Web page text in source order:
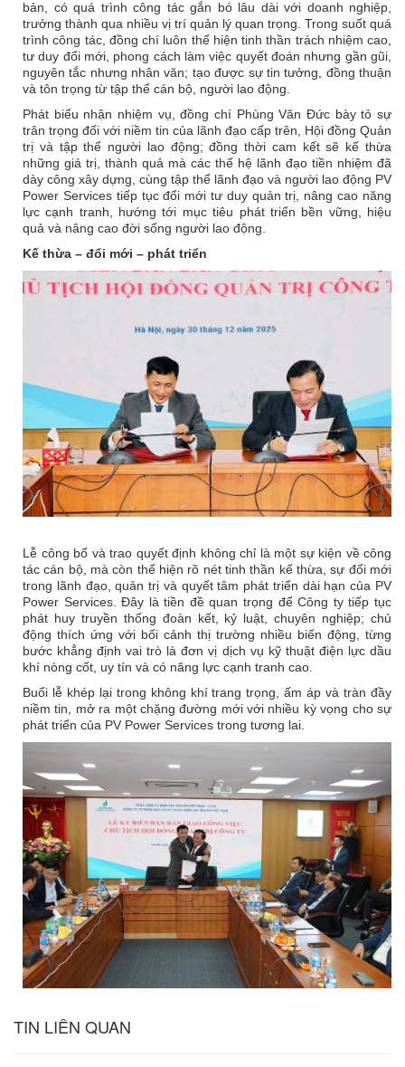
bản, có quá trình công tác gắn bó lâu dài với doanh nghiệp,
trưởng thành qua nhiều vị trí quản lý quan trọng. Trong suốt quá
trình công tác, đồng chí luôn thể hiện tinh thần trách nhiệm cao,
tư duy đổi mới, phong cách làm việc quyết đoán nhưng gần gũi,
nguyên tắc nhưng nhân văn; tạo được sự tin tưởng, đồng thuận
và tôn trọng từ tập thể cán bộ, người lao động.
Phát biểu nhận nhiệm vụ, đồng chí Phùng Văn Đức bày tỏ sự
trân trọng đối với niềm tin của lãnh đạo cấp trên, Hội đồng Quản
trị và tập thể người lao động; đồng thời cam kết sẽ kế thừa
những giá trị, thành quả mà các thế hệ lãnh đạo tiền nhiệm đã
dày công xây dựng, cùng tập thể lãnh đạo và người lao động PV
Power Services tiếp tục đổi mới tư duy quản trị, nâng cao năng
lực cạnh tranh, hướng tới mục tiêu phát triển bền vững, hiệu
quả và nâng cao đời sống người lao động.
Kế thừa – đổi mới – phát triển
Lễ công bố và trao quyết định không chỉ là một sự kiện về công
tác cán bộ, mà còn thể hiện rõ nét tinh thần kế thừa, sự đổi mới
trong lãnh đạo, quản trị và quyết tâm phát triển dài hạn của PV
Power Services. Đây là tiền đề quan trọng để Công ty tiếp tục
phát huy truyền thống đoàn kết, kỷ luật, chuyên nghiệp; chủ
động thích ứng với bối cảnh thị trường nhiều biến động, từng
bước khẳng định vai trò là đơn vị dịch vụ kỹ thuật điện lực dầu
khí nòng cốt, uy tín và có năng lực cạnh tranh cao.
Buổi lễ khép lại trong không khí trang trọng, ấm áp và tràn đầy
niềm tin, mở ra một chặng đường mới với nhiều kỳ vọng cho sự
phát triển của PV Power Services trong tương lai.
TIN LIÊN QUAN